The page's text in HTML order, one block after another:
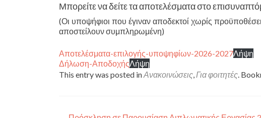
Μπορείτε να δείτε τα αποτελέσματα στο
(Οι υποψήφιοι που έγιναν αποδεκτοί χωρίς
αποστείλουν συμπληρωμένη)
Αποτελέσματα-επιλογής-υποψηφίων-2026-2027Λήψη
Δήλωση-ΑποδοχήςΛήψη
This entry was posted inΑνακοινώσεις,Για φοιτητές.